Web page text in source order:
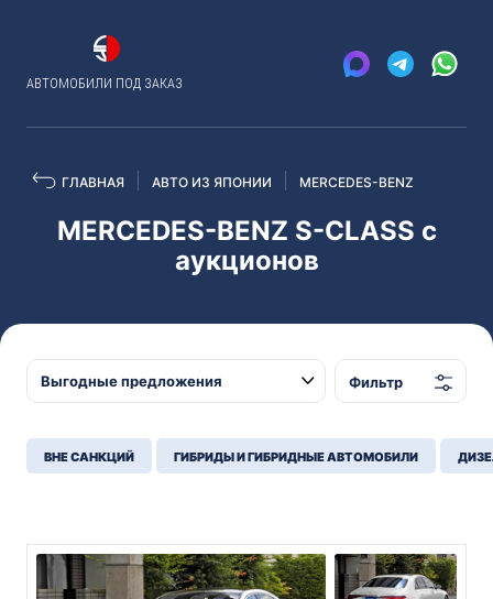
АВТОМОБИЛИ ПОД ЗАКАЗ
ГЛАВНАЯ АВТО ИЗ ЯПОНИИ MERCEDES-BENZ
MERCEDES-BENZ S-CLASS с
аукционов
Фильтр
ВНЕ САНКЦИЙ ГИБРИДЫ И ГИБРИДНЫЕ АВТОМОБИЛИ